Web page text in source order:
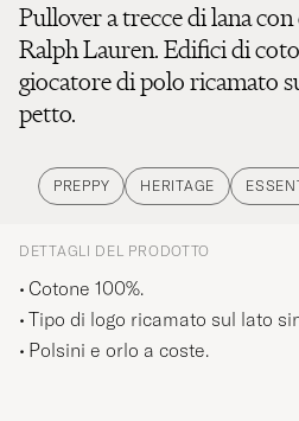
Pullover a trecce di lana
Ralph Lauren. Edifici di
giocatore di polo ricamato
petto.
PREPPY HERITAGE
DETTAGLI DEL PRODOTTO
Cotone 100%.
Tipo di logo ricamato sul lato
Polsini e orlo a coste.